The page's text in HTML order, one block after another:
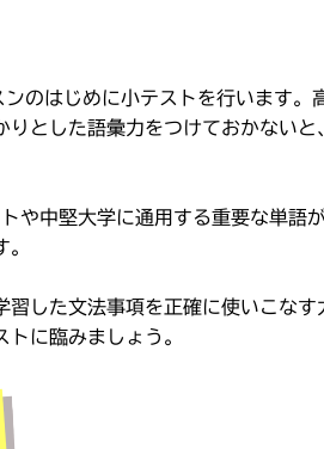
のはじめに小テストを行います。
とした語彙力をつけておかないと
や中堅大学に通用する重要な単語
習した文法事項を正確に使いこな
に臨みましょう。